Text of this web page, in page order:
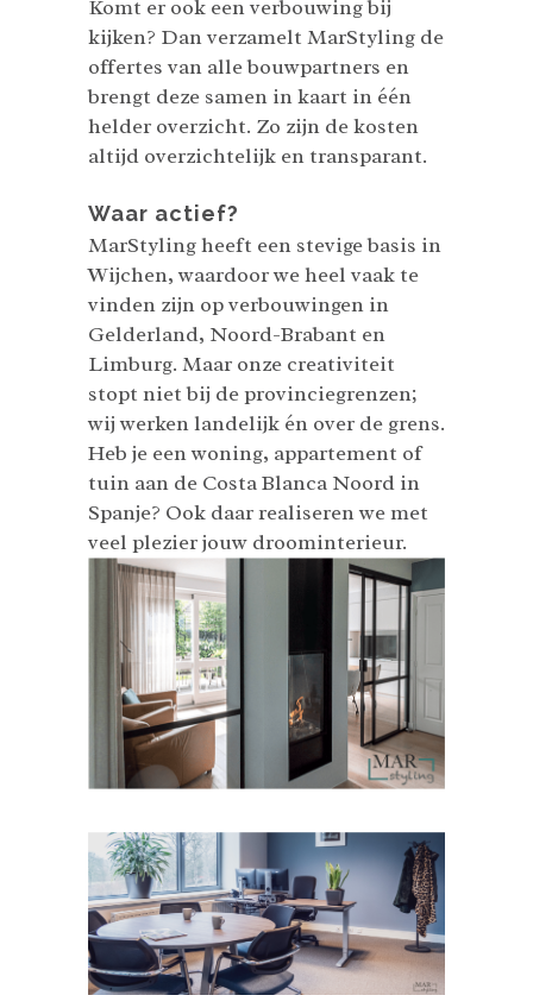
Komt er ook een verbouwing bij
kijken? Dan verzamelt MarStyling de
offertes van alle bouwpartners en
brengt deze samen in kaart in één
helder overzicht. Zo zijn de kosten
altijd overzichtelijk en transparant.
Waar actief?
MarStyling heeft een stevige basis in
Wijchen, waardoor we heel vaak te
vinden zijn op verbouwingen in
Gelderland, Noord-Brabant en
Limburg. Maar onze creativiteit
stopt niet bij de provinciegrenzen;
wij werken landelijk én over de grens.
Heb je een woning, appartement of
tuin aan de Costa Blanca Noord in
Spanje? Ook daar realiseren we met
veel plezier jouw droominterieur.